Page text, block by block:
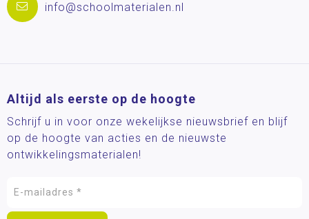
info@schoolmaterialen.nl
Altijd als eerste op de hoogte
Schrijf u in voor onze wekelijkse nieuwsbrief en blijf
op de hoogte van acties en de nieuwste
ontwikkelingsmaterialen!